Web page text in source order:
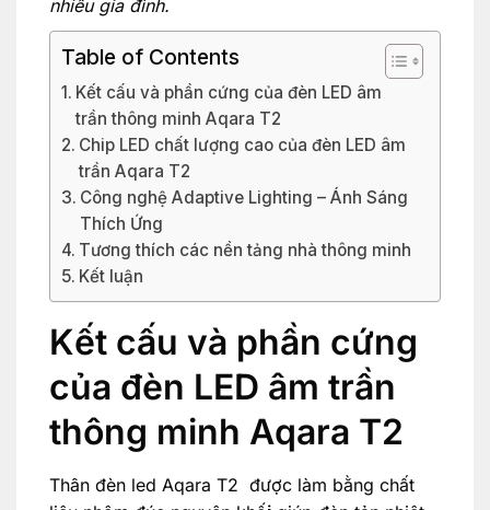
nhiều gia đình.
Table of Contents
Kết cấu và phần cứng của đèn LED âm
trần thông minh Aqara T2
Chip LED chất lượng cao của đèn LED âm
trần Aqara T2
Công nghệ Adaptive Lighting – Ánh Sáng
Thích Ứng
Tương thích các nền tảng nhà thông minh
Kết luận
Kết cấu và phần cứng
của đèn LED âm trần
thông minh Aqara T2
Thân đèn led Aqara T2 được làm bằng chất